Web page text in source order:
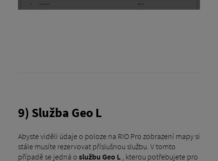
9) Služba Geo L
Abyste viděli údaje o poloze na RIO Pro zobrazení mapy si
stále musíte rezervovat příslušnou službu. V tomto
případě se jedná o službu Geo L, kterou potřebujete pro